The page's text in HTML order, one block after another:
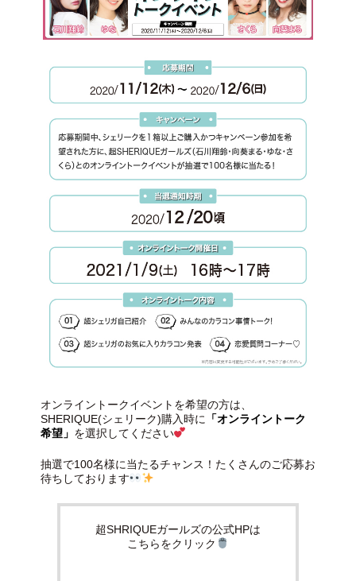
オンライントークイベントを希望の方は、
SHERIQUE(シェリーク)購入時に 「オンライントーク
希望」 を選択してください
抽選で100名様に当たるチャンス！たくさんのご応募お
待ちしております
超SHRIQUEガールズの公式HPは
こちらをクリック